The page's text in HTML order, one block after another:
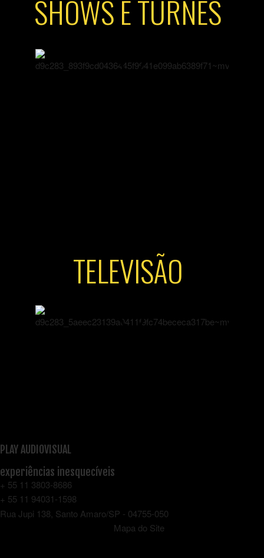
SHOWS E TURNÊS
TELEVISÃO
PLAY AUDIOVISUAL
experiências inesquecíveis
+ 55 11 3803-8686
+ 55 11 94031-1598
Rua Jupi 138, Santo Amaro/SP - 04755-050
Mapa do Site